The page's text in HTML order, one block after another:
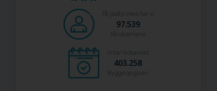
På platformen har vi
97.539
håndværkere
Vi har indsamlet
403.258
Byggeopgaver